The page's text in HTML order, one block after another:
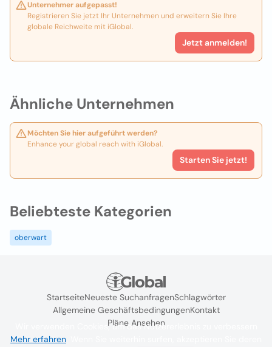
Ähnliche Unternehmen
Möchten Sie hier aufgeführt werden?
Enhance your global reach with iGlobal.
Starten Sie jetzt!
Unternehmer aufgepasst!
Registrieren Sie jetzt Ihr Unternehmen und erweitern Sie Ihre
globale Reichweite mit iGlobal.
Jetzt anmelden!
Beliebteste Kategorien
oberwart
StartseiteNeueste SuchanfragenSchlagwörter
Allgemeine GeschäftsbedingungenKontakt
Pläne Ansehen
Wir verwenden Cookies, um das Nutzererlebnis zu verbessern
Mehr erfahren